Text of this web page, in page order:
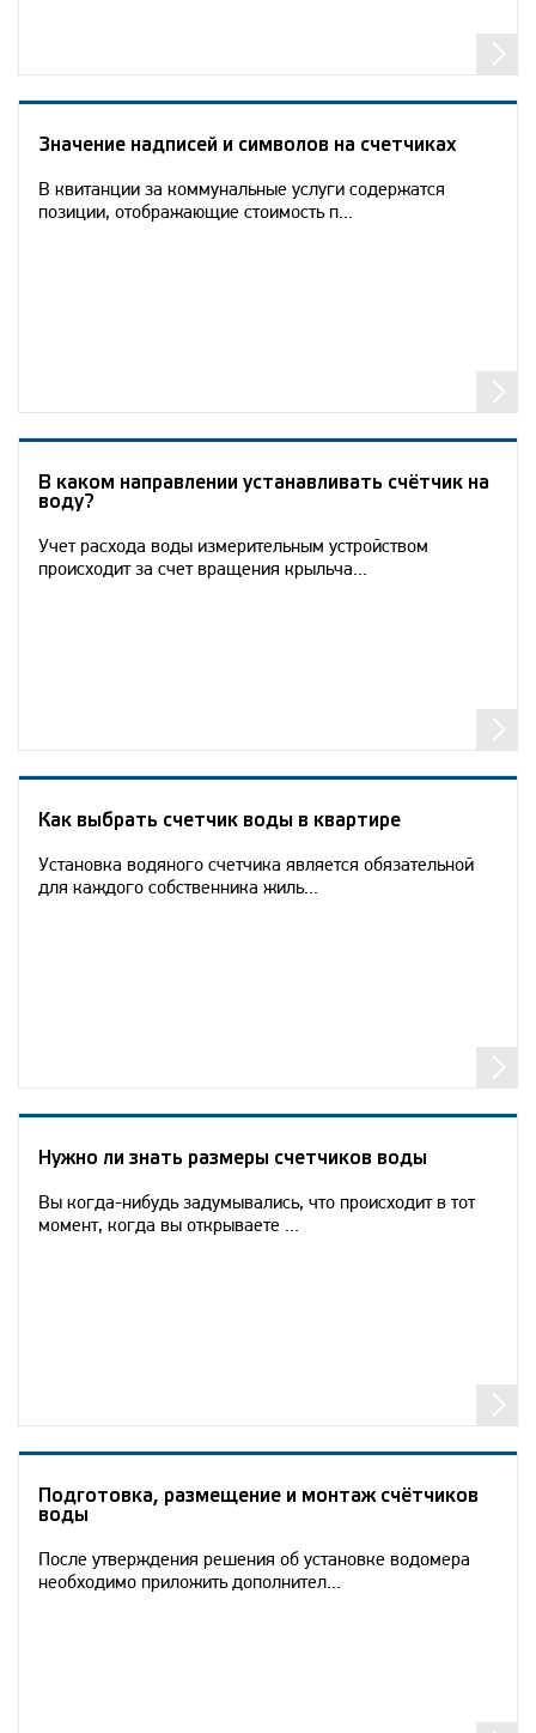
Значение надписей и символов на счетчиках
В квитанции за коммунальные услуги содержатся
позиции, отображающие стоимость п...
В каком направлении устанавливать счётчик на
воду?
Учет расхода воды измерительным устройством
происходит за счет вращения крыльча...
Как выбрать счетчик воды в квартире
Установка водяного счетчика является обязательной
для каждого собственника жиль...
Нужно ли знать размеры счетчиков воды
Вы когда-нибудь задумывались, что происходит в тот
момент, когда вы открываете ...
Подготовка, размещение и монтаж счётчиков
воды
После утверждения решения об установке водомера
необходимо приложить дополнител...